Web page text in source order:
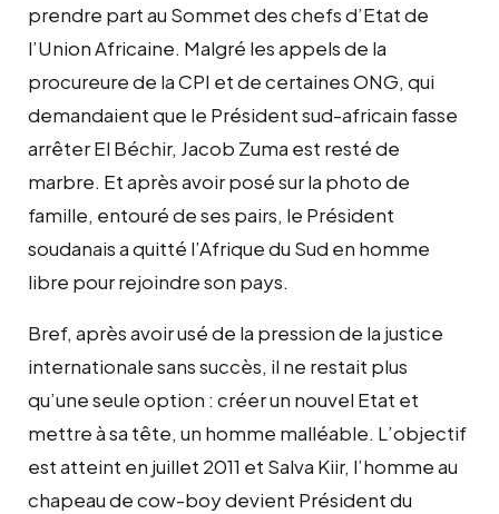
prendre part au Sommet des chefs d’Etat de
l’Union Africaine. Malgré les appels de la
procureure de la CPI et de certaines ONG, qui
demandaient que le Président sud-africain fasse
arrêter El Béchir, Jacob Zuma est resté de
marbre. Et après avoir posé sur la photo de
famille, entouré de ses pairs, le Président
soudanais a quitté l’Afrique du Sud en homme
libre pour rejoindre son pays.
Bref, après avoir usé de la pression de la justice
internationale sans succès, il ne restait plus
qu’une seule option : créer un nouvel Etat et
mettre à sa tête, un homme malléable. L’objectif
est atteint en juillet 2011 et Salva Kiir, l’homme au
chapeau de cow-boy devient Président du